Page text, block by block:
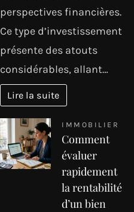
perspectives financières.
Ce type d’investissement
présente des atouts
considérables, allant…
Lire la suite
IMMOBILIER
Comment
évaluer
rapidement
la rentabilité
d’un bien